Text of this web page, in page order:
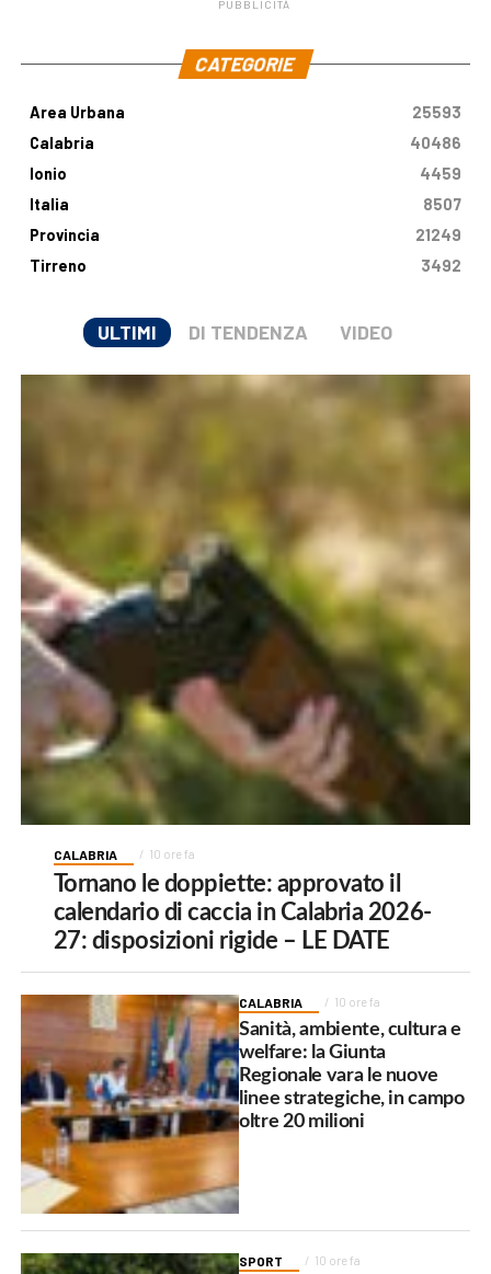
PUBBLICITÀ
CATEGORIE
Area Urbana
25593
Calabria
40486
Ionio
4459
Italia
8507
Provincia
21249
Tirreno
3492
ULTIMI DI TENDENZA VIDEO
CALABRIA 10 ore fa
Tornano le doppiette: approvato il
calendario di caccia in Calabria 2026-
27: disposizioni rigide – LE DATE
CALABRIA 10 ore fa
Sanità, ambiente, cultura e
welfare: la Giunta
Regionale vara le nuove
linee strategiche, in campo
oltre 20 milioni
SPORT 10 ore fa